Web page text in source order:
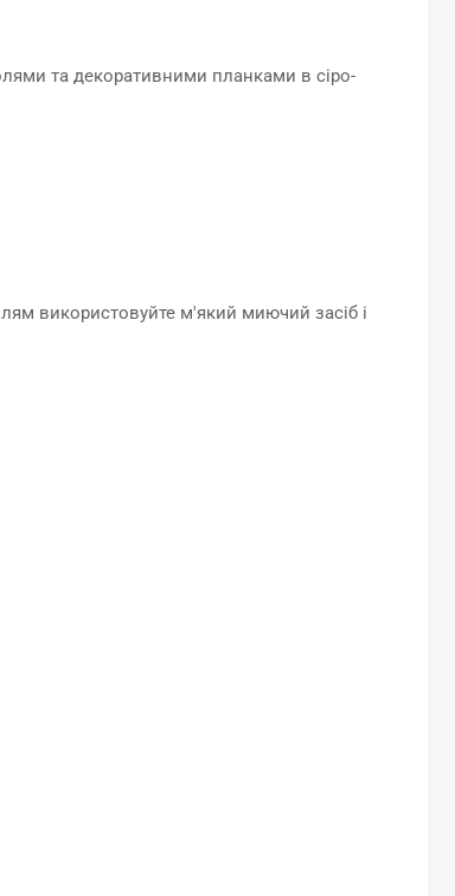
та декоративними планками в сіро-
використовуйте м'який миючий засіб і